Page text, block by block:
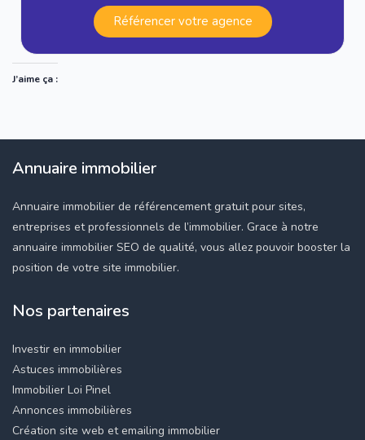
Référencer votre agence
J’aime ça :
Annuaire immobilier
Annuaire immobilier de référencement gratuit pour sites,
entreprises et professionnels de l’immobilier. Grace à notre
annuaire immobilier SEO de qualité, vous allez pouvoir booster la
position de votre site immobilier.
Nos partenaires
Investir en immobilier
Astuces immobilières
Immobilier Loi Pinel
Annonces immobilières
Création site web et emailing immobilier